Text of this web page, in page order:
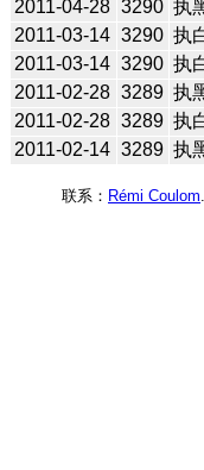
2011-04-28 3290 执
2011-03-14 3290 执
2011-03-14 3290 执
2011-02-28 3289 执
2011-02-28 3289 执
2011-02-14 3289 执
联系： Rémi Coulom